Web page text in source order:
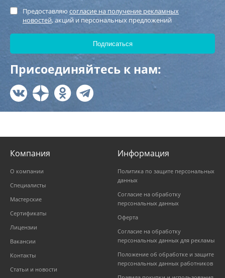
Предоставляю согласие на получение рекламных
новостей, акций и персональных предложений
Присоединяйтесь к нам:
Компания
О компании
Специалисты
Мастерские
Сертификаты
Лицензии
Вакансии
Контакты
Статьи и новости
Информация
Политика по защите персональных
данных
Согласие на обработку
персональных данных
Оферта
Согласие на обработку
персональных данных для рекламы
Положение об обработке и защите
персональных данных работников